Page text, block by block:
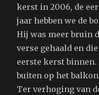
kerst in 2006, de
jaar hebben we de
Hij was meer bruin
verse gehaald en
eerste kerst binnen.
buiten op het
Ter verhoging van